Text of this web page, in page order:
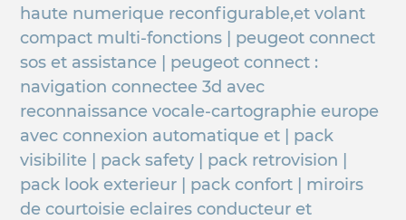
haute numerique reconfigurable,et volant
compact multi-fonctions | peugeot connect
sos et assistance | peugeot connect :
navigation connectee 3d avec
reconnaissance vocale-cartographie europe
avec connexion automatique et | pack
visibilite | pack safety | pack retrovision |
pack look exterieur | pack confort | miroirs
de courtoisie eclaires conducteur et